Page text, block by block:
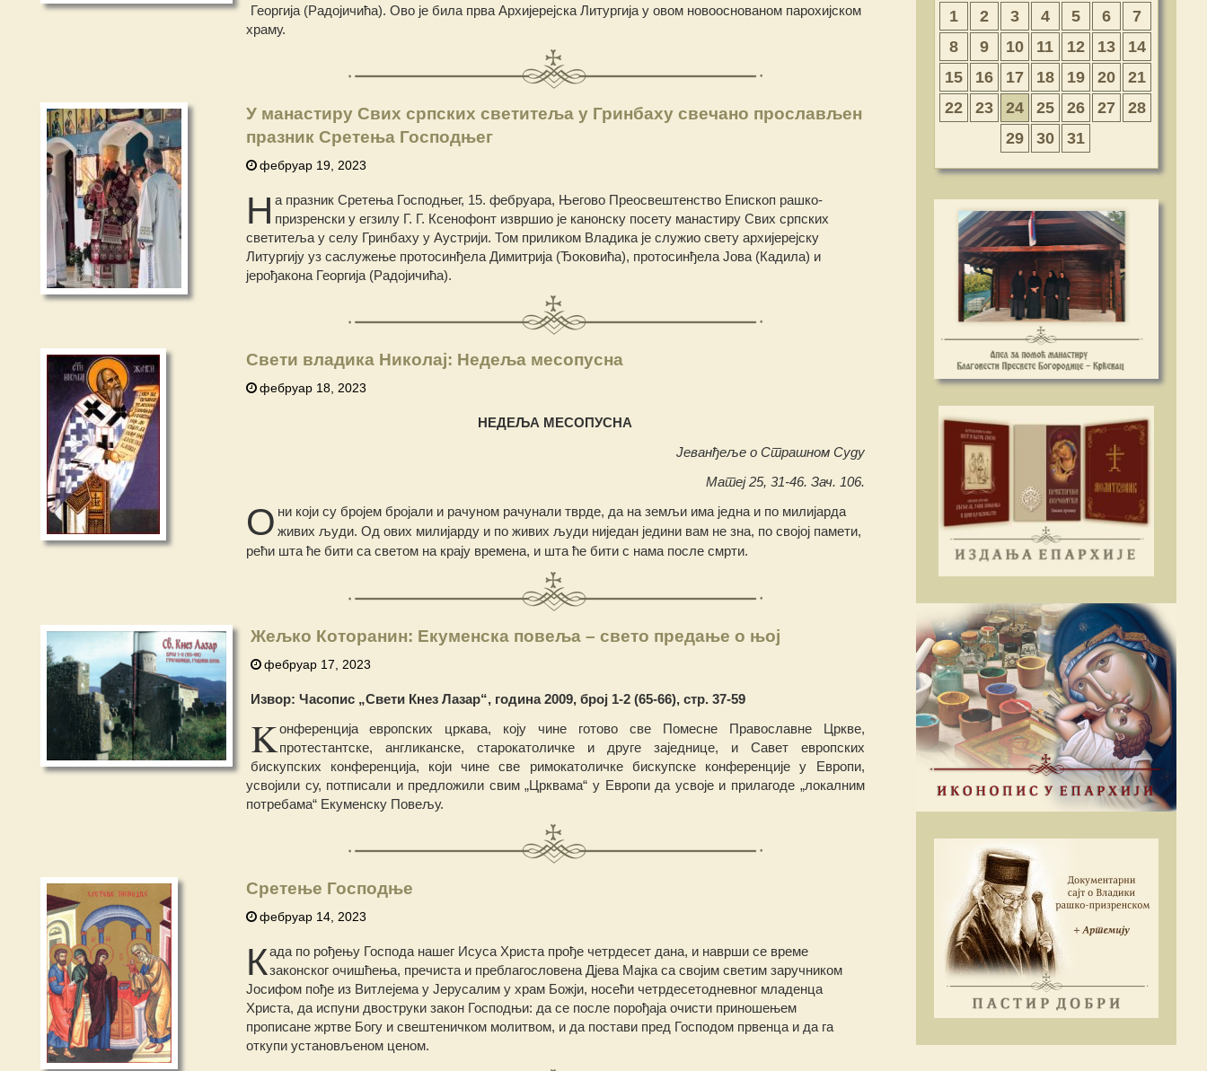
Георгија (Радојичића). Ово је била прва Архијерејска Литургија у овом новооснованом парохијском
храму.
У манастиру Свих српских светитеља у Гринбаху свечано прослављен
празник Сретења Господњег
фебруар 19, 2023
Н а празник Сретења Господњег, 15. фебруара, Његово Преосвештенство Епископ рашко-
призренски у егзилу Г. Г. Ксенофонт извршио је канонску посету манастиру Свих српских
светитеља у селу Гринбаху у Аустрији. Том приликом Владика је служио свету архијерејску
Литургију уз саслужење протосинђела Димитрија (Ђоковића), протосинђела Јова (Кадила) и
јерођакона Георгија (Радојичића).
Свети владика Николај: Недеља месопусна
фебруар 18, 2023
НЕДЕЉА МЕСОПУСНА
Јеванђеље о Страшном Суду
Матеј 25, 31-46. Зач. 106.
О ни који су бројем бројали и рачуном рачунали тврде, да на земљи има једна и по милијарда
живих људи. Од ових милијарду и по живих људи ниједан једини вам не зна, по својој памети,
рећи шта ће бити са светом на крају времена, и шта ће бити с нама после смрти.
Жељко Которанин: Екуменска повеља – свето предање о њој
фебруар 17, 2023
Извор: Часопис „Свети Кнез Лазар“, година 2009, број 1-2 (65-66), стр. 37-59
Kонференција европских цркава, коју чине готово све Помесне Православне Цркве,
протестантске, англиканске, старокатоличке и друге заједнице, и Савет европских
бискупских конференција, који чине све римокатоличке бискупске конференције у Европи,
усвојили су, потписали и предложили свим „Црквама“ у Европи да усвоје и прилагоде „локалним
потребама“ Екуменску Повељу.
Сретење Господње
фебруар 14, 2023
Када пo рођењу Господа нашег Исуса Христа прође четрдесет дана, и наврши се време
законског очишћења, пречиста и преблагословена Дјева Мајка са својим светим заручником
Јосифом пође из Витлејема у Јерусалим у храм Божји, носећи четрдесетодневног младенца
Христа, да испуни двоструки закон Господњи: да се после порођаја очисти приношењем
прописане жртве Богу и свештеничком молитвом, и да постави пред Господом првенца и да га
откупи установљеном ценом.
1 2 3 4 5 6
7
8
9 10 11 12 13
14
15
16 17 18 19 20
21
22
23 24 25 26 27
28
29
30 31